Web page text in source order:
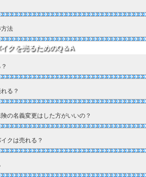
法
イクを売るためのQ＆A
る？
の名義変更はした方がいいの？
クは売れる？